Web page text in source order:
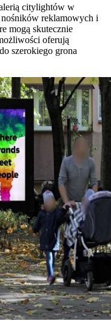
citylightów w
reklamowych i
mogą skutecznie
oferują
szerokiego grona